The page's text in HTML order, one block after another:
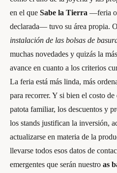
en el que Sabe la Tierra —feria
declarada— tuvo su área propia.
instalación de las bolsas de
muchas novedades y quizás la
avance en cuanto a los criterios
La feria está más linda, más
para recorrer. Y si bien el costo de
patota familiar, los descuentos y
los stands justifican la inversión,
actualizarse en materia de la
llevarse todos esos datos de
emergentes que serán nuestro as